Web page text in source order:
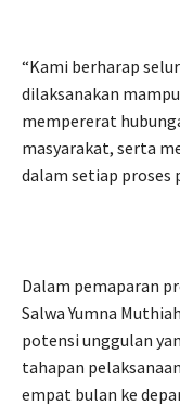
“Kami berharap
dilaksanakan
mempererat
masyarakat, serta
dalam setiap proses
Dalam pemaparan
Salwa Yumna
potensi unggulan
tahapan
empat bulan ke